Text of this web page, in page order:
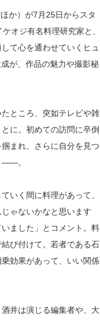
か）が7月25日からスタ
オジ有名料理研究家と、
て心を通わせていくヒュ
が、作品の魅力や撮影秘
ところ、突如テレビや雑
に。初めての訪問に卒倒
まれ、さらに自分を見つ
――。
いく間に料理があって、
ゃないかなと思います
ました」とコメント。料
び付けて。若者である石
効果があって、いい関係
井は演じる編集者や、大